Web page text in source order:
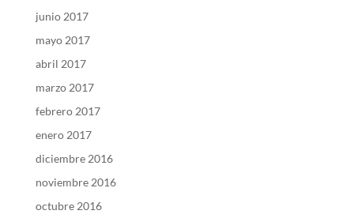
junio 2017
mayo 2017
abril 2017
marzo 2017
febrero 2017
enero 2017
diciembre 2016
noviembre 2016
octubre 2016